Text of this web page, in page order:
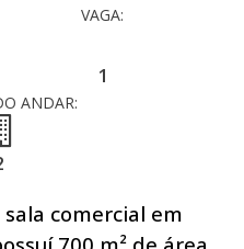
VAGA:
1
ANDAR:
sala comercial em